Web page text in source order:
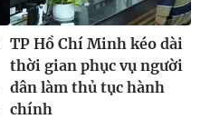
TP Hồ Chí Minh kéo dài
thời gian phục vụ người
dân làm thủ tục hành
chính